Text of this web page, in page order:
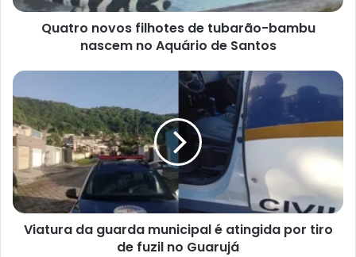
Aquário
Quatro novos filhotes de tubarão-bambu
nascem no Aquário de Santos
Viatura
da
guarda
municipal
é
atingida
por
tiro
de
fuzil
Viatura da guarda municipal é atingida por tiro
de fuzil no Guarujá